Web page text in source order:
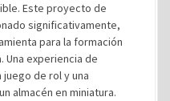
Este proyecto de
significativamente,
para la formación
experiencia de
juego de rol y una
almacén en miniatura.